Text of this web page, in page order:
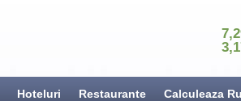
Hoteluri Restaurante Calculeaza